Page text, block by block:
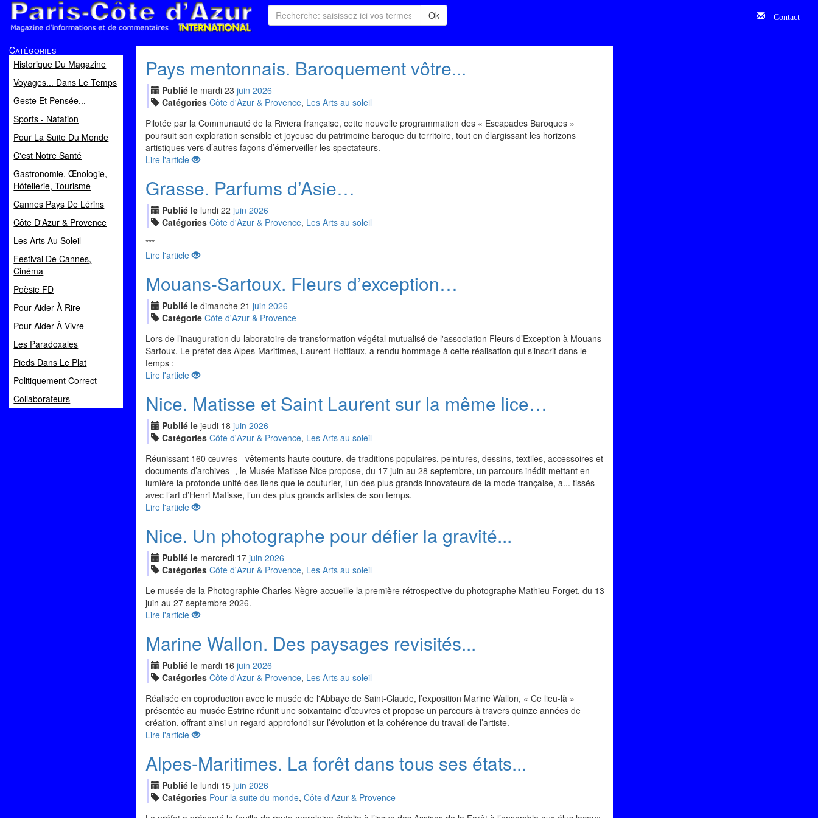
Magazine d'informations et de commentaires
Ok Contact
Catégories
Historique Du Magazine
Voyages... Dans Le Temps
Geste Et Pensée...
Sports - Natation
Pour La Suite Du Monde
C'est Notre Santé
Gastronomie, Œnologie,
Hôtellerie, Tourisme
Cannes Pays De Lérins
Côte D'Azur & Provence
Les Arts Au Soleil
Festival De Cannes,
Cinéma
Poèsie FD
Pour Aider À Rire
Pour Aider À Vivre
Les Paradoxales
Pieds Dans Le Plat
Politiquement Correct
Collaborateurs
Pays mentonnais. Baroquement vôtre...
Publié le mardi 23 juin 2026
Catégories Côte d'Azur & Provence, Les Arts au soleil
Pilotée par la Communauté de la Riviera française, cette nouvelle programmation des « Escapades Baroques »
poursuit son exploration sensible et joyeuse du patrimoine baroque du territoire, tout en élargissant les horizons
artistiques vers d’autres façons d’émerveiller les spectateurs.
Lire l'article
Grasse. Parfums d’Asie…
Publié le lundi 22 juin 2026
Catégories Côte d'Azur & Provence, Les Arts au soleil
***
Lire l'article
Mouans-Sartoux. Fleurs d’exception…
Publié le dimanche 21 juin 2026
Catégorie Côte d'Azur & Provence
Lors de l’inauguration du laboratoire de transformation végétal mutualisé de l'association Fleurs d’Exception à Mouans-
Sartoux. Le préfet des Alpes-Maritimes, Laurent Hottiaux, a rendu hommage à cette réalisation qui s’inscrit dans le
temps :
Lire l'article
Nice. Matisse et Saint Laurent sur la même lice…
Publié le jeudi 18 juin 2026
Catégories Côte d'Azur & Provence, Les Arts au soleil
Réunissant 160 œuvres - vêtements haute couture, de traditions populaires, peintures, dessins, textiles, accessoires et
documents d’archives -, le Musée Matisse Nice propose, du 17 juin au 28 septembre, un parcours inédit mettant en
lumière la profonde unité des liens que le couturier, l’un des plus grands innovateurs de la mode française, a... tissés
avec l’art d’Henri Matisse, l’un des plus grands artistes de son temps.
Lire l'article
Nice. Un photographe pour défier la gravité...
Publié le mercredi 17 juin 2026
Catégories Côte d'Azur & Provence, Les Arts au soleil
Le musée de la Photographie Charles Nègre accueille la première rétrospective du photographe Mathieu Forget, du 13
juin au 27 septembre 2026.
Lire l'article
Marine Wallon. Des paysages revisités...
Publié le mardi 16 juin 2026
Catégories Côte d'Azur & Provence, Les Arts au soleil
Réalisée en coproduction avec le musée de l'Abbaye de Saint-Claude, l’exposition Marine Wallon, « Ce lieu-là »
présentée au musée Estrine réunit une soixantaine d’œuvres et propose un parcours à travers quinze années de
création, offrant ainsi un regard approfondi sur l’évolution et la cohérence du travail de l’artiste.
Lire l'article
Alpes-Maritimes. La forêt dans tous ses états...
Publié le lundi 15 juin 2026
Catégories Pour la suite du monde, Côte d'Azur & Provence